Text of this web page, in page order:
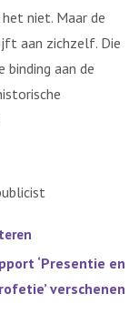
niet. Maar de
aan zichzelf. Die
aan de
‘Presentie en
verschenen